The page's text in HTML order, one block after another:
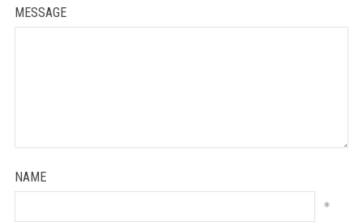
MESSAGE
NAME
*